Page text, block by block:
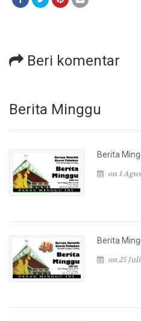
Beri komentar
Berita Minggu
Berita
on 1
Berita
on 25